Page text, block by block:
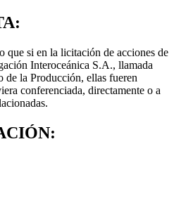
que si en la licitación de acciones de
Interoceánica S.A., llamada
de la Producción, ellas fueren
conferenciada, directamente o a